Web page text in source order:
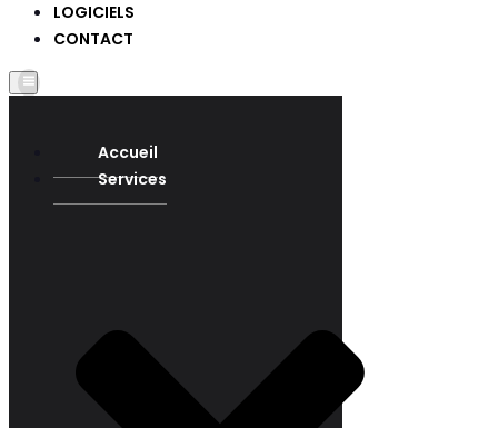
LOGICIELS
CONTACT
Accueil
Services